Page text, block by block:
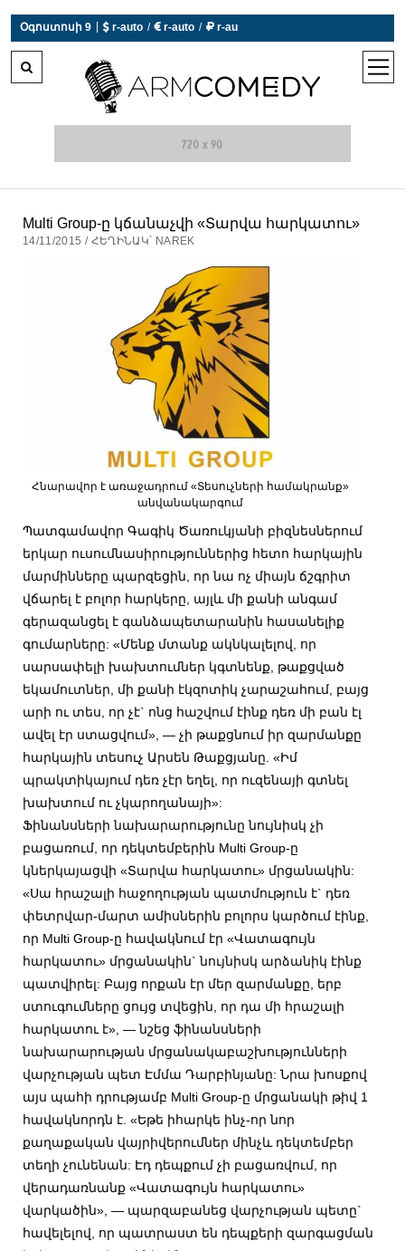
Օգոստոսի 9  r-auto /  r-auto /  r-au
open
Multi Group-ը կճանաչվի «Տարվա հարկատու»
14/11/2015 / ՀԵՂԻՆԱԿ՝ NAREK
Հնարավոր է առաջադրում «Տեսուչների համակրանք»
անվանակարգում
Պատգամավոր Գագիկ Ծառուկյանի բիզնեսներում
երկար ուսումնասիրություններից հետո հարկային
մարմինները պարզեցին, որ նա ոչ միայն ճշգրիտ
վճարել է բոլոր հարկերը, այլև մի քանի անգամ
գերազանցել է գանձապետարանին հասանելիք
գումարները: «Մենք մտանք ակնկալելով, որ
սարսափելի խախտումներ կգտնենք, թաքցված
եկամուտներ, մի քանի էկզոտիկ չարաշահում, բայց
արի ու տես, որ չէ` ոնց հաշվում էինք դեռ մի բան էլ
ավել էր ստացվում», — չի թաքցնում իր զարմանքը
հարկային տեսուչ Արսեն Թաքցյանը. «Իմ
պրակտիկայում դեռ չէր եղել, որ ուզենայի գտնել
խախտում ու չկարողանայի»:
Ֆինանսների նախարարությունը նույնիսկ չի
բացառում, որ դեկտեմբերին Multi Group-ը
կներկայացվի «Տարվա հարկատու» մրցանակին:
«Սա հրաշալի հաջողության պատմություն է` դեռ
փետրվար-մարտ ամիսներին բոլորս կարծում էինք,
որ Multi Group-ը հավակնում էր «Վատագույն
հարկատու» մրցանակին` նույնիսկ արձանիկ էինք
պատվիրել: Բայց որքան էր մեր զարմանքը, երբ
ստուգումները ցույց տվեցին, որ դա մի հրաշալի
հարկատու է», — նշեց ֆինանսների
նախարարության մրցանակաբաշխությունների
վարչության պետ Էմմա Դարբինյանը: Նրա խոսքով
այս պահի դրությամբ Multi Group-ը մրցանակի թիվ 1
հավակնորդն է. «Եթե իհարկե ինչ-որ նոր
քաղաքական վայրիվերումներ մինչև դեկտեմբեր
տեղի չունենան: Էդ դեպքում չի բացառվում, որ
վերադառնանք «Վատագույն հարկատու»
վարկածին», — պարզաբանեց վարչության պետը`
հավելելով, որ պատրաստ են դեպքերի զարգացման